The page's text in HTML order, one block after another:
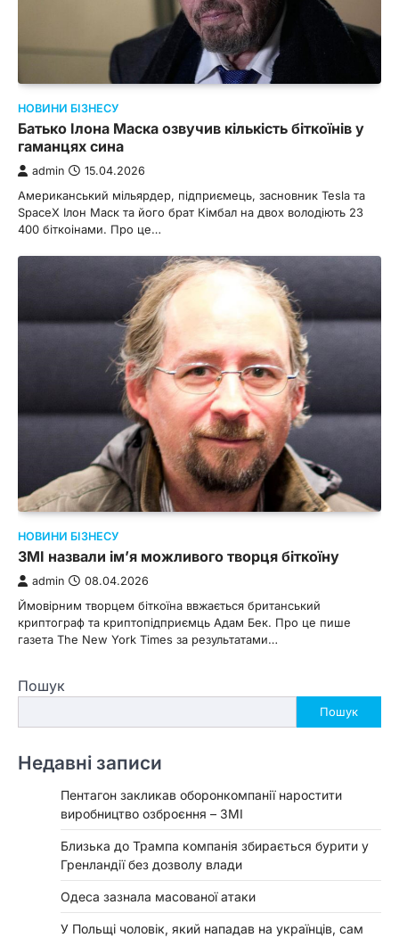
НОВИНИ БІЗНЕСУ
Батько Ілона Маска озвучив кількість біткоїнів у
гаманцях сина
admin 15.04.2026
Американський мільярдер, підприємець, засновник Tesla та
SpaceX Ілон Маск та його брат Кімбал на двох володіють 23
400 біткоінами. Про це…
НОВИНИ БІЗНЕСУ
ЗМІ назвали ім’я можливого творця біткоїну
admin 08.04.2026
Ймовірним творцем біткоїна ввжається британський
криптограф та криптопідприємць Адам Бек. Про це пише
газета The New York Times за результатами…
Пошук
Пошук
Недавні записи
Пентагон закликав оборонкомпанії наростити
виробництво озброєння – ЗМІ
Близька до Трампа компанія збирається бурити у
Гренландії без дозволу влади
Одеса зазнала масованої атаки
У Польщі чоловік, який нападав на українців, сам